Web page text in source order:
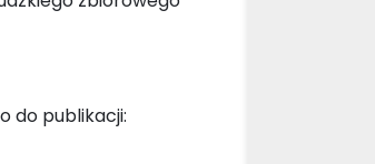
do publikacji: